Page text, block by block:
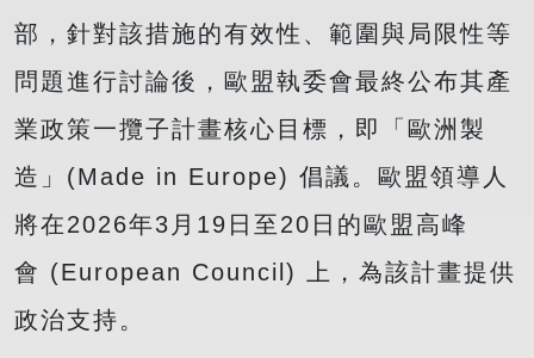
部，針對該措施的有效性、範圍與局限性等
問題進行討論後，歐盟執委會最終公布其產
業政策一攬子計畫核心目標，即「歐洲製
造」(Made in Europe) 倡議。歐盟領導人
將在2026年3月19日至20日的歐盟高峰
會 (European Council) 上，為該計畫提供
政治支持。